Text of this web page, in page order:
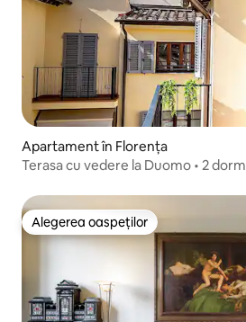
Apartament în Florența
Terasa cu vedere la Duomo • 2
Alegerea oaspeților
Alegerea oaspeților